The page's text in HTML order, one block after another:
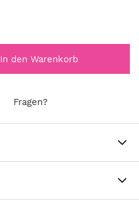
In den Warenkorb
Fragen?